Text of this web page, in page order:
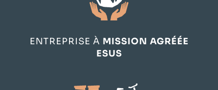
ENTREPRISE À MISSION AGRÉÉE
ESUS